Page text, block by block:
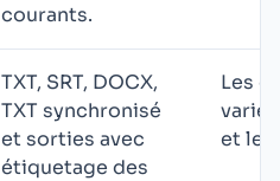
courants.
TXT, SRT, DOCX,
TXT synchronisé
et sorties avec
étiquetage des
Les
et le